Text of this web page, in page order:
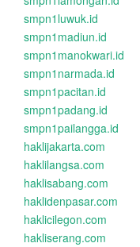
smpn1luwuk.id
smpn1madiun.id
smpn1manokwari.id
smpn1narmada.id
smpn1pacitan.id
smpn1padang.id
smpn1pailangga.id
haklijakarta.com
haklilangsa.com
haklisabang.com
haklidenpasar.com
haklicilegon.com
hakliserang.com